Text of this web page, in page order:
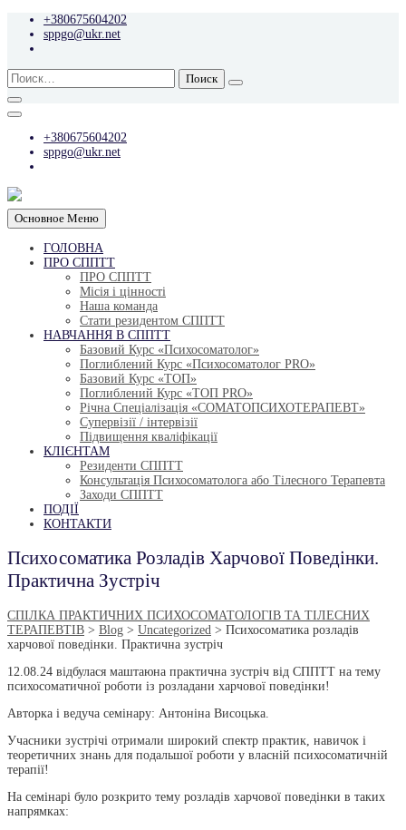
Перейти
содержимому
+380675604202
sppgo@ukr.net
Найти:
+380675604202
sppgo@ukr.net
Основное Меню
ГОЛОВНА
ПРО СППТТ
ПРО СППТТ
Місія і цінності
Наша команда
Стати резидентом СППТТ
НАВЧАННЯ В СППТТ
Базовий Курс «Психосоматолог»
Поглиблений Курс «Психосоматолог PRO»
Базовий Курс «ТОП»
Поглиблений Курс «ТОП PRO»
Річна Спеціалізація «СОМАТОПСИХОТЕРАПЕВТ»
Супервізії / інтервізії
Підвищення кваліфікації
КЛІЄНТАМ
Резиденти СППТТ
Консультація Психосоматолога або Тілесного Терапевта
Заходи СППТТ
ПОДІЇ
КОНТАКТИ
Психосоматика Розладів Харчової Поведінки.
Практична Зустріч
СПІЛКА ПРАКТИЧНИХ ПСИХОСОМАТОЛОГІВ ТА ТІЛЕСНИХ
ТЕРАПЕВТІВ > Blog > Uncategorized > Психосоматика розладів
харчової поведінки. Практична зустріч
12.08.24 відбулася маштаюна практична зустріч від СППТТ на тему
психосоматичної роботи із розладани харчової поведінки!
Авторка і ведуча семінару: Антоніна Висоцька.
Учасники зустрічі отримали широкий спектр практик, навичок і
теоретичних знань для подальшої роботи у власній психосоматичній
терапії!
На семінарі було розкрито тему розладів харчової поведінки в таких
напрямках: